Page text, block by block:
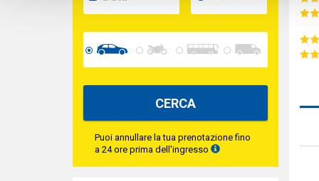
CERCA
Puoi annullare la tua prenotazione fino
a 24 ore prima dell'ingresso